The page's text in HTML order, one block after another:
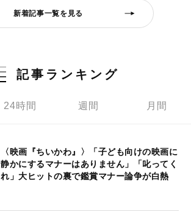
新着記事一覧を見る
記事ランキング
24時間 週間 月間
〈映画『ちいかわ』〉「子ども向けの映画に
静かにするマナーはありません」「叱ってく
れ」大ヒットの裏で鑑賞マナー論争が白熱